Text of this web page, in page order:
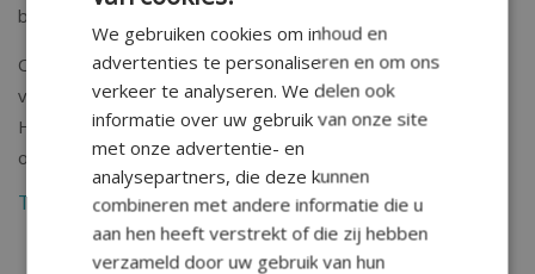
belang van de kinderen vooropstellen.
Of je nu aan het begin staat van een scheidingstraject of
vastloopt in de communicatie, met de begeleiding van
Hilde Visser vinden jullie samen de weg naar werkbare
oplossingen.
Terug naar het overzicht
We gebruiken cookies om inhoud en
advertenties te personaliseren en om ons
verkeer te analyseren. We delen ook
informatie over uw gebruik van onze site
met onze advertentie- en
analysepartners, die deze kunnen
combineren met andere informatie die u
aan hen heeft verstrekt of die zij hebben
verzameld door uw gebruik van hun